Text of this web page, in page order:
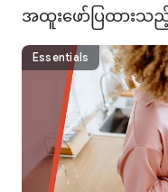
ပြေစာများ၊ ဝှိုက်ဘုတ်ဆွေးနွေ
လက်မှတ်များ၊ စသည်တို့ဖ
* စကင်န်အရည်အသွေးကို အ
စမတ်ကျသော ဖြတ်တောက်
သည် သင့်စကင်န်များတွင် စ
အရောင်များနှင့် ကြည်လင်
ကြောင်း သေချာစေသည်။
* စာသားကိုထုတ်ယူပါ။
အထူးဖော်ပြထားသ
Essentials